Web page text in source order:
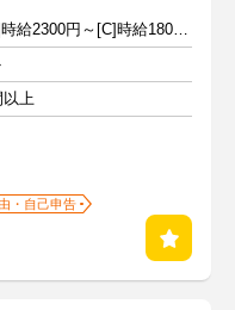
[A]時給2700円～[B]時給2300円～[C]時給1800円～ ※手当含む
以上
・自己申告